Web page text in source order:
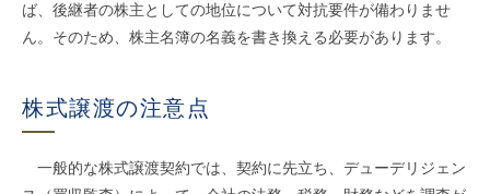
ば、後継者の株主としての地位について対抗要件が備わりませ
ん。そのため、株主名簿の名義を書き換える必要があります。
株式譲渡の注意点
一般的な株式譲渡契約では、契約に先立ち、デューデリジェン